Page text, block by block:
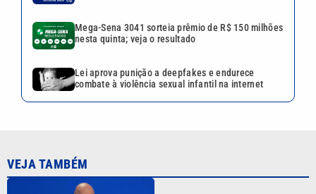
Mega-Sena 3041 sorteia prêmio de R$ 150 milhões
nesta quinta; veja o resultado
Lei aprova punição a deepfakes e endurece
combate à violência sexual infantil na internet
VEJA TAMBÉM